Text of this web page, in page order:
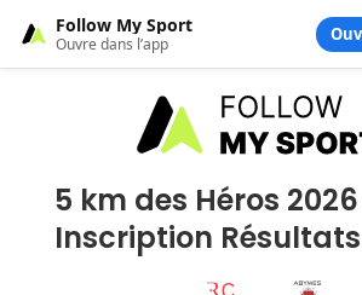
5 km des Héros
Inscription Résultats
Follow My Sport
Ouvre dans l’app